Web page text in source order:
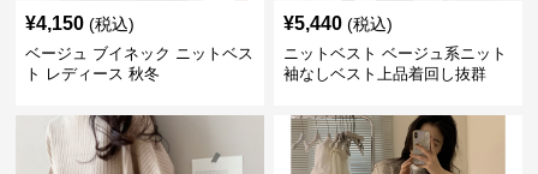
¥4,150 (税込)
ベージュ ブイネック ニットベス
ト レディース 秋冬
¥5,440 (税込)
ニットベスト ベージュ系ニット
袖なしベスト上品着回し抜群